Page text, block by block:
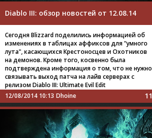
Diablo III: обзор новостей от 12.08.14
Сегодня Blizzard поделились информацией об
изменениях в таблицах аффиксов для "умного
лута", касающихся Крестоносцев и Охотников
на демонов. Кроме того, косвенно была
подтверждена информация о том, что не нужно
связывать выход патча на лайв серверах с
релизом Diablo III: Ultimate Evil Edit
12/08/2014 10:13 Dhoine 11